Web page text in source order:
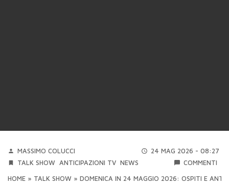
MASSIMO COLUCCI
24 MAG 2026 - 08:27
TALK SHOW ANTICIPAZIONI TV NEWS COMMENTI
HOME » TALK SHOW » DOMENICA IN 24 MAGGIO 2026: OSPITI E